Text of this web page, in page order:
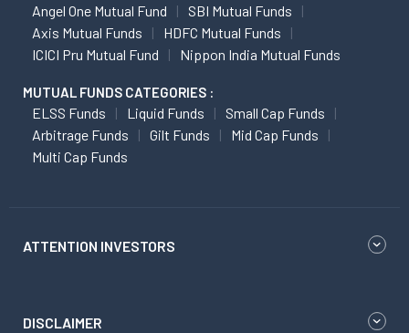
Angel One Mutual Fund
SBI Mutual Funds
Axis Mutual Funds
HDFC Mutual Funds
ICICI Pru Mutual Fund
Nippon India Mutual Funds
MUTUAL FUNDS CATEGORIES :
ELSS Funds Liquid Funds
Small Cap Funds
Arbitrage Funds
Gilt Funds
Mid Cap Funds
Multi Cap Funds
ATTENTION INVESTORS
DISCLAIMER